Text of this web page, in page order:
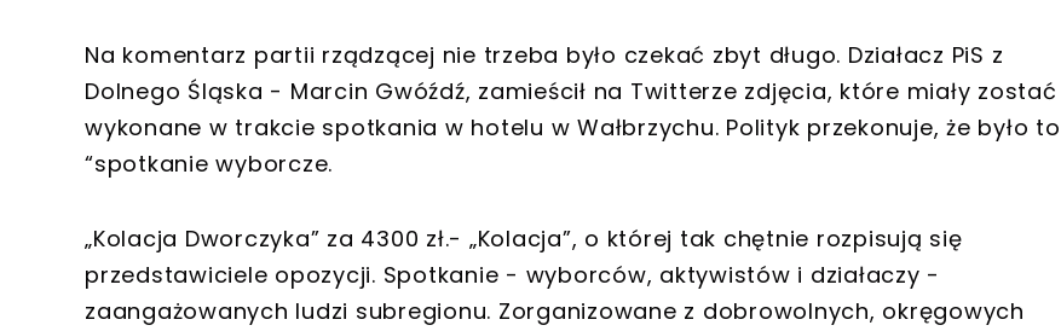
Na komentarz partii rządzącej nie trzeba było czekać zbyt długo. Działacz PiS z
Dolnego Śląska - Marcin Gwóźdź, zamieścił na Twitterze zdjęcia, które miały zostać
wykonane w trakcie spotkania w hotelu w Wałbrzychu. Polityk przekonuje, że było to
“spotkanie wyborcze.
„Kolacja Dworczyka” za 4300 zł.- „Kolacja”, o której tak chętnie rozpisują się
przedstawiciele opozycji. Spotkanie - wyborców, aktywistów i działaczy -
zaangażowanych ludzi subregionu. Zorganizowane z dobrowolnych, okręgowych